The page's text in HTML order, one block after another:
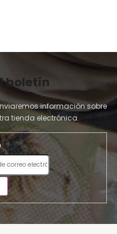
boletín
información sobre
tienda electrónica.